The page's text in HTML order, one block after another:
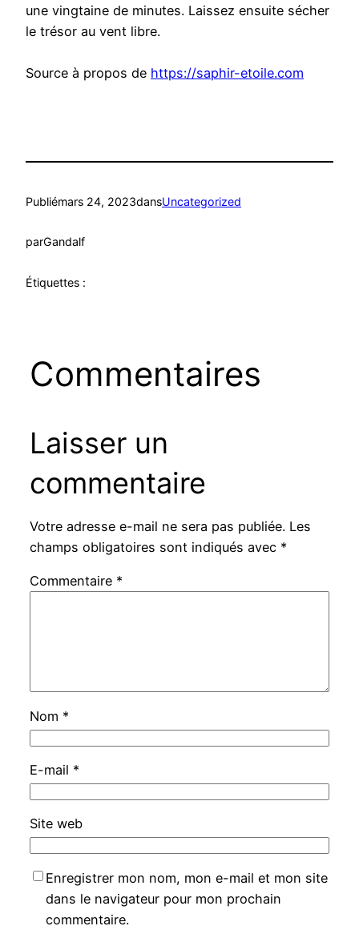
une vingtaine de minutes. Laissez ensuite sécher
le trésor au vent libre.
Source à propos de https://saphir-etoile.com
Publiémars 24, 2023dansUncategorized
parGandalf
Étiquettes :
Commentaires
Laisser un
commentaire
Votre adresse e-mail ne sera pas publiée. Les
champs obligatoires sont indiqués avec *
Commentaire *
Nom *
E-mail *
Site web
Enregistrer mon nom, mon e-mail et mon site
dans le navigateur pour mon prochain
commentaire.